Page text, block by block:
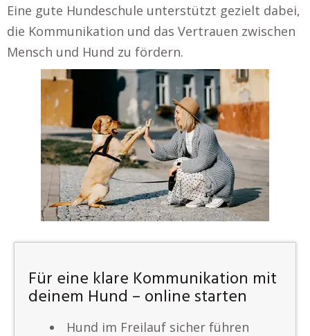
Eine gute Hundeschule unterstützt gezielt dabei,
die Kommunikation und das Vertrauen zwischen
Mensch und Hund zu fördern.
Für eine klare Kommunikation mit
deinem Hund – online starten
Hund im Freilauf sicher führen